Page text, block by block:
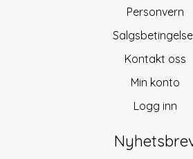
Personvern
Kontakt oss
Min konto
Logg inn